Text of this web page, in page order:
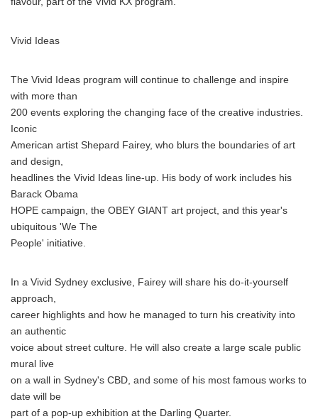
Vivid Ideas
The Vivid Ideas program will continue to challenge and inspire
with more than
200 events exploring the changing face of the creative industries.
Iconic
American artist Shepard Fairey, who blurs the boundaries of art
and design,
headlines the Vivid Ideas line-up. His body of work includes his
Barack Obama
HOPE campaign, the OBEY GIANT art project, and this year's
ubiquitous 'We The
People' initiative.
In a Vivid Sydney exclusive, Fairey will share his do-it-yourself
approach,
career highlights and how he managed to turn his creativity into
an authentic
voice about street culture. He will also create a large scale public
mural live
on a wall in Sydney's CBD, and some of his most famous works to
date will be
part of a pop-up exhibition at the Darling Quarter.